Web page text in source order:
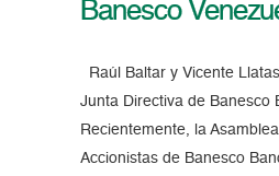
Banesco
Raúl Baltar y Vicente
Junta Directiva de Banesco
Recientemente, la
Accionistas de Banesco